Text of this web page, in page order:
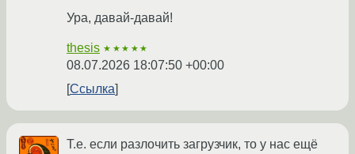
Ура, давай-давай!
thesis ★★★★★
08.07.2026 18:07:50 +00:00
Ссылка
Т.е. если разлочить загрузчик, то у нас ещё